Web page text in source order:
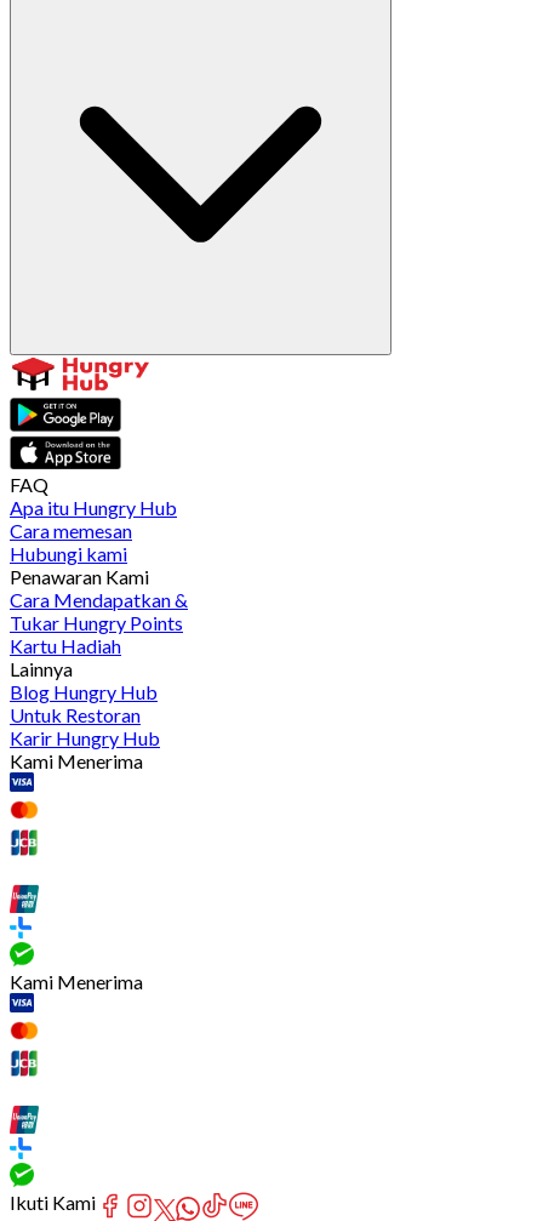
FAQ
Apa itu Hungry Hub
Cara memesan
Hubungi kami
Penawaran Kami
Cara Mendapatkan &
Tukar Hungry Points
Kartu Hadiah
Lainnya
Blog Hungry Hub
Untuk Restoran
Karir Hungry Hub
Kami Menerima
Kami Menerima
Ikuti Kami